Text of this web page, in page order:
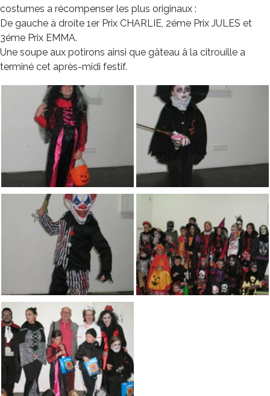
costumes a récompenser les plus originaux :
De gauche à droite 1er Prix CHARLIE, 2éme Prix JULES et
3éme Prix EMMA.
Une soupe aux potirons ainsi que gâteau â la citrouille a
terminé cet après-midi festif.